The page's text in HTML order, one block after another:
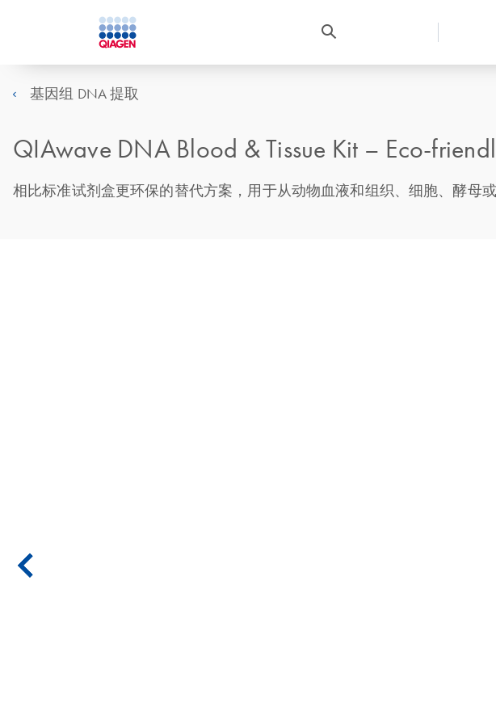
基因组 DNA 提取
QIAwave DNA Blood & Tissue Kit – Eco-
相比标准试剂盒更环保的替代方案，用于从动物血液和组织、细胞、酵母